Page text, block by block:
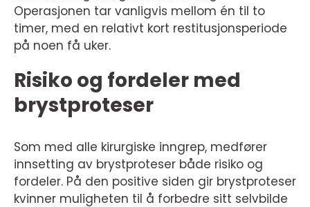
Operasjonen tar vanligvis mellom én til to
timer, med en relativt kort restitusjonsperiode
på noen få uker.
Risiko og fordeler med
brystproteser
Som med alle kirurgiske inngrep, medfører
innsetting av brystproteser både risiko og
fordeler. På den positive siden gir brystproteser
kvinner muligheten til å forbedre sitt selvbilde